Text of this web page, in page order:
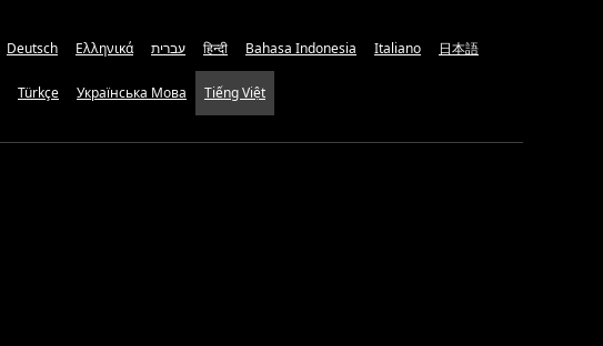
Deutsch Ελληνικά עברית हिन्दी Bahasa Indonesia Italiano 日本語
Türkçe Українська Мова Tiếng Việt